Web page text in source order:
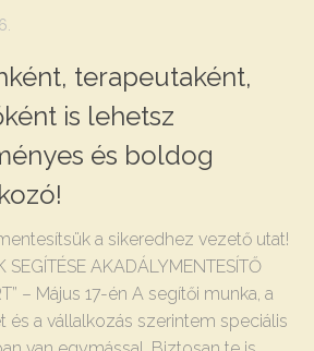
terapeutaként,
is lehetsz
és boldog
a sikeredhez vezető utat!
SEGÍTÉSE AKADÁLYMENTESÍTŐ
– Május 17-én A segítői munka, a
és a vállalkozás szerintem speciális